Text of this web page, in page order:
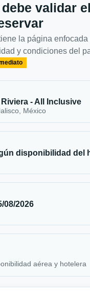
validar
la página
y condiciones del
- All Inclusive
México
disponibilidad del
08/2026
aérea y hotelera